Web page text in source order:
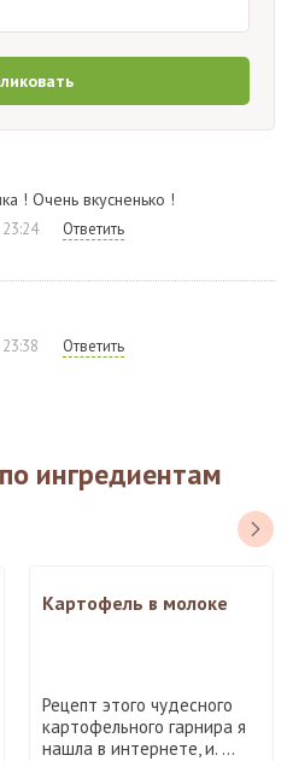
! Очень вкусненько !
Ответить
Ответить
ингредиентам
Картофель в молоке
Рецепт этого чудесного
картофельного гарнира я
нашла в интернете, и. ...